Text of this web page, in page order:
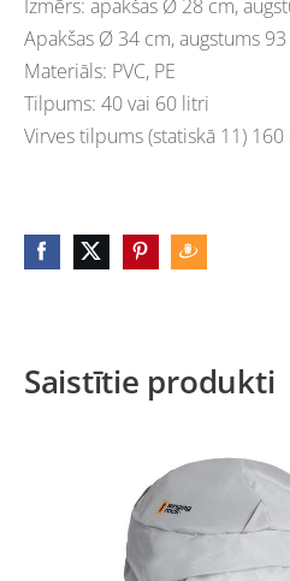
Izmērs: apakšas Ø 28 cm,
Apakšas Ø 34 cm, augstums
Materiāls: PVC, PE
Tilpums: 40 vai 60 litri
Virves tilpums (statiskā 11)
Saistītie produkti